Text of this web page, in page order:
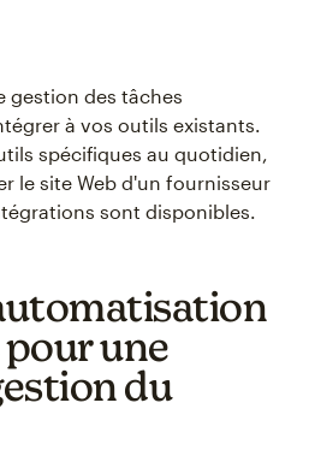
gestion des tâches
à vos outils existants.
spécifiques au quotidien,
le site Web d'un fournisseur
sont disponibles.
une
du